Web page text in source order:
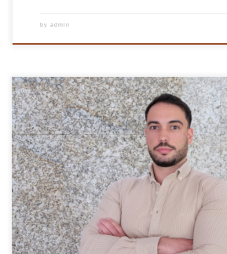
by admin
As notícias que dão conta de fugas de informação
informáticas — recolhidas através da sua utilização por
recorrentes, deixando expostos dados pessoais, muitas
origem destas fugas estão, na maioria das vezes, erros de